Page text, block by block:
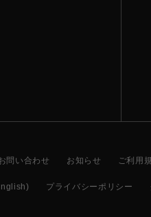
問い合わせ お知らせ ご利用
プライバシーポリシー